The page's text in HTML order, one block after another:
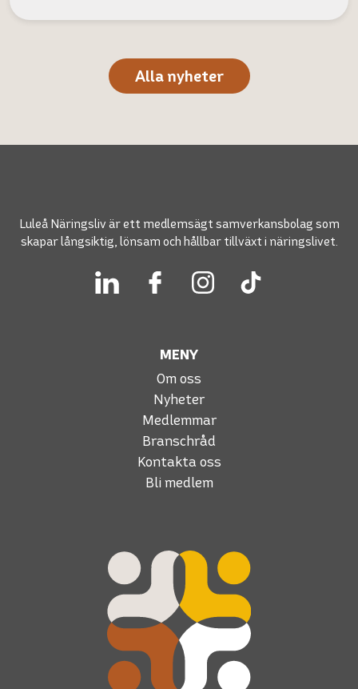
Alla nyheter
Luleå Näringsliv är ett medlemsägt samverkansbolag som
skapar långsiktig, lönsam och hållbar tillväxt i näringslivet.
MENY
Om oss
Nyheter
Medlemmar
Branschråd
Kontakta oss
Bli medlem